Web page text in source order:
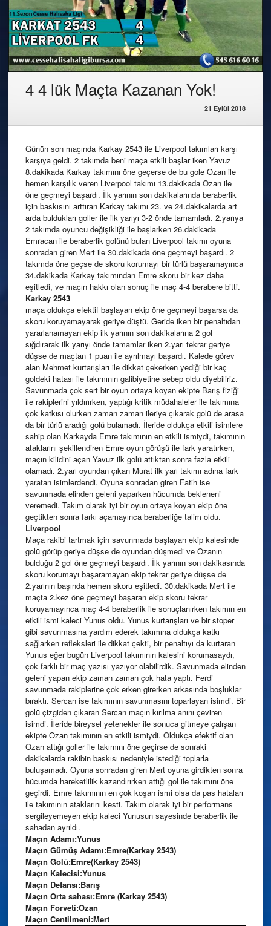
4 4 lük Maçta Kazanan Yok!
21 Eylül 2018
Günün son maçında Karkay 2543 ile Liverpool takımları karşı
karşıya geldi. 2 takımda beni maça etkili başlar iken Yavuz
8.dakikada Karkay takımını öne geçerse de bu gole Ozan ile
hemen karşılık veren Liverpool takımı 13.dakikada Ozan ile
öne geçmeyi başardı. İlk yarının son dakikalarında beraberlik
için baskısını arttıran Karkay takımı 23. ve 24.dakikalarda art
arda buldukları goller ile ilk yarıyı 3-2 önde tamamladı. 2.yarıya
2 takımda oyuncu değişikliği ile başlarken 26.dakikada
Emracan ile beraberlik golünü bulan Liverpool takımı oyuna
sonradan giren Mert ile 30.dakikada öne geçmeyi başardı. 2
takımda öne geçse de skoru korumayı bir türlü başaramayınca
34.dakikada Karkay takımından Emre skoru bir kez daha
eşitledi, ve maçın hakkı olan sonuç ile maç 4-4 berabere bitti.
Karkay 2543
maça oldukça efektif başlayan ekip öne geçmeyi başarsa da
skoru koruyamayarak geriye düştü. Geride iken bir penaltıdan
yararlanamayan ekip ilk yarının son dakikalarına 2 gol
sığdırarak ilk yarıyı önde tamamlar iken 2.yarı tekrar geriye
düşse de maçtan 1 puan ile ayrılmayı başardı. Kalede görev
alan Mehmet kurtarışları ile dikkat çekerken yediği bir kaç
goldeki hatası ile takımının galibiyetine sebep oldu diyebiliriz.
Savunmada çok sert bir oyun ortaya koyan ekipte Barış fiziği
ile rakiplerini yıldırırken, yaptığı kritik müdahaleler ile takımına
çok katkısı olurken zaman zaman ileriye çıkarak golü de arasa
da bir türlü aradığı golü bulamadı. İleride oldukça etkili isimlere
sahip olan Karkayda Emre takımının en etkili ismiydi, takımının
ataklarını şekillendiren Emre oyun görüşü ile fark yaratırken,
maçın kilidini açan Yavuz ilk golü attıktan sonra fazla etkili
olamadı. 2.yarı oyundan çıkan Murat ilk yarı takımı adına fark
yaratan isimlerdendi. Oyuna sonradan giren Fatih ise
savunmada elinden geleni yaparken hücumda bekleneni
veremedi. Takım olarak iyi bir oyun ortaya koyan ekip öne
geçtikten sonra farkı açamayınca beraberliğe talim oldu.
Liverpool
Maça rakibi tartmak için savunmada başlayan ekip kalesinde
golü görüp geriye düşse de oyundan düşmedi ve Ozanın
bulduğu 2 gol öne geçmeyi başardı. İlk yarının son dakikasında
skoru korumayı başaramayan ekip tekrar geriye düşse de
2.yarının başında hemen skoru eşitledi. 30.dakikada Mert ile
maçta 2.kez öne geçmeyi başaran ekip skoru tekrar
koruyamayınca maç 4-4 beraberlik ile sonuçlanırken takımın en
etkili ismi kaleci Yunus oldu. Yunus kurtarışları ve bir stoper
gibi savunmasına yardım ederek takımına oldukça katkı
sağlarken refleksleri ile dikkat çekti, bir penaltıyı da kurtaran
Yunus eğer bugün Liverpool takımının kalesini korumasaydı,
çok farklı bir maç yazısı yazıyor olabilirdik. Savunmada elinden
geleni yapan ekip zaman zaman çok hata yaptı. Ferdi
savunmada rakiplerine çok erken girerken arkasında boşluklar
bıraktı. Sercan ise takımının savunmasını toparlayan isimdi. Bir
golü çizgiden çıkaran Sercan maçın kırılma anını çeviren
isimdi. İleride bireysel yetenekler ile sonuca gitmeye çalışan
ekipte Ozan takımının en etkili ismiydi. Oldukça efektif olan
Ozan attığı goller ile takımını öne geçirse de sonraki
dakikalarda rakibin baskısı nedeniyle istediği toplarla
buluşamadı. Oyuna sonradan giren Mert oyuna girdikten sonra
hücumda hareketlilik kazandırırken attığı gol ile takımını öne
geçirdi. Emre takımının en çok koşan ismi olsa da pas hataları
ile takımının ataklarını kesti. Takım olarak iyi bir performans
sergileyemeyen ekip kaleci Yunusun sayesinde beraberlik ile
sahadan ayrıldı.
Maçın Adamı:Yunus
Maçın Gümüş Adamı:Emre(Karkay 2543)
Maçın Golü:Emre(Karkay 2543)
Maçın Kalecisi:Yunus
Maçın Defansı:Barış
Maçın Orta sahası:Emre (Karkay 2543)
Maçın Forveti:Ozan
Maçın Centilmeni:Mert